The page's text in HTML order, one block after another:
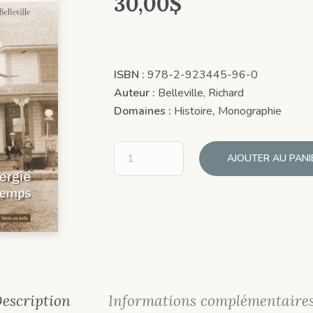
ISBN :978-2-923445-96-0
Auteur : Belleville, Richard
Domaines : Histoire, Monographie
AJOUTER AU
Informations